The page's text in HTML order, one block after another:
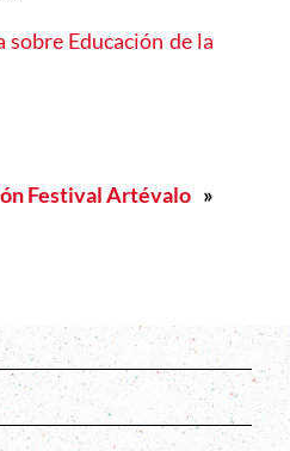
sobre Educación de la
Festival Artévalo »